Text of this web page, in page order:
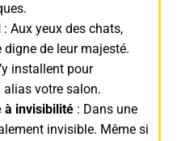
: Aux yeux des chats,
de leur majesté.
installent pour
votre salon.
à invisibilité : Dans une
invisible. Même si